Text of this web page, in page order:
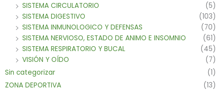
SISTEMA CIRCULATORIO
(5)
SISTEMA DIGESTIVO
(103)
SISTEMA INMUNOLOGICO Y DEFENSAS
(70)
SISTEMA NERVIOSO, ESTADO DE ANIMO E INSOMNIO
(61)
SISTEMA RESPIRATORIO Y BUCAL
(45)
VISIÓN Y OÍDO
(7)
Sin categorizar
(1)
ZONA DEPORTIVA
(13)